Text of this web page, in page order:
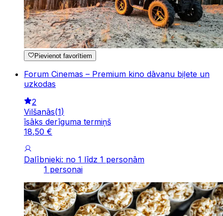
Pievienot favorītiem
Forum Cinemas – Premium kino dāvanu biļete un
uzkodas
2
Vilšanās(1)
īsāks derīguma termiņš
18,50 €
Dalībnieki: no 1 līdz 1 personām
1 personai